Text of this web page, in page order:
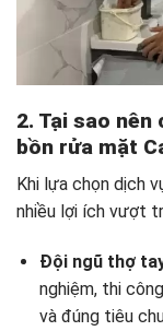
2. Tại sao
bồn rửa mặt
Khi lựa chọn dịch
nhiều lợi ích vượt
Đội ngũ thợ
nghiệm, thi
và đúng tiêu